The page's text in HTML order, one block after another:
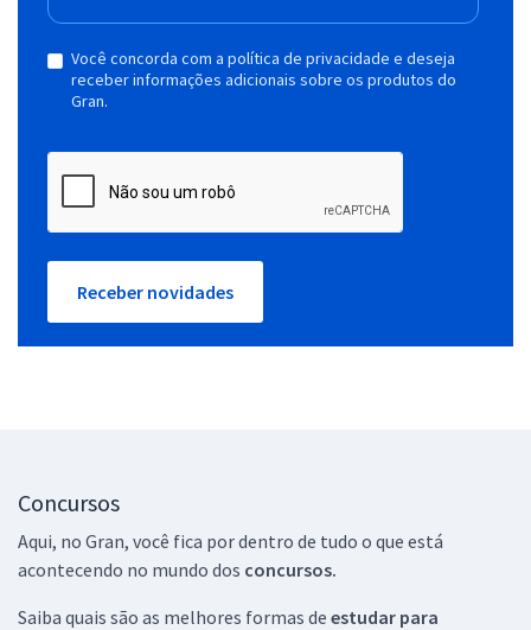
Você concorda com a política de privacidade e deseja
receber informações adicionais sobre os produtos do
Gran.
Receber novidades
Concursos
Aqui, no Gran, você fica por dentro de tudo o que está
acontecendo no mundo dos concursos.
Saiba quais são as melhores formas de estudar para